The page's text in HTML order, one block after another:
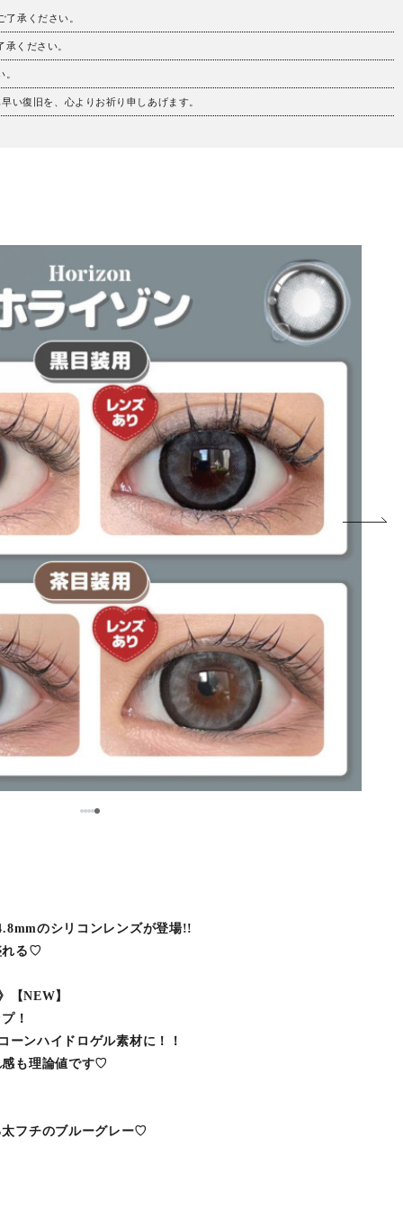
承ください。
ください。
い復旧を、心よりお祈り申しあげます。
12345
のシリコンレンズが登場!!
れる♡
【NEW】
！
ーンハイドロゲル素材に！！
感も理論値です♡
フチのブルーグレー♡